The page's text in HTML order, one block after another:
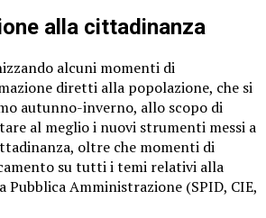
alla cittadinanza
alcuni momenti di
diretti alla popolazione, che si
autunno-inverno, allo scopo di
al meglio i nuovi strumenti messi a
oltre che momenti di
su tutti i temi relativi alla
Pubblica Amministrazione (SPID, CIE,